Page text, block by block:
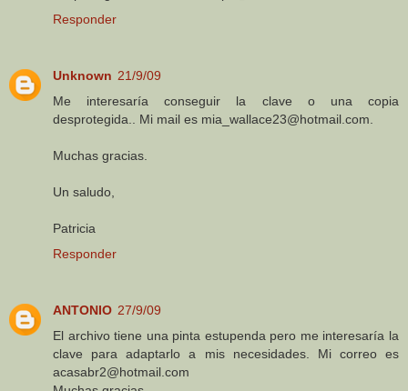
Responder
Unknown 21/9/09
Me interesaría conseguir la clave o una copia
desprotegida.. Mi mail es mia_wallace23@hotmail.com.
Muchas gracias.
Un saludo,
Patricia
Responder
ANTONIO 27/9/09
El archivo tiene una pinta estupenda pero me interesaría la
clave para adaptarlo a mis necesidades. Mi correo es
acasabr2@hotmail.com